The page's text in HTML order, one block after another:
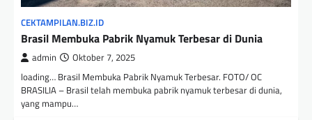
CEKTAMPILAN.BIZ.ID
Brasil Membuka Pabrik Nyamuk Terbesar di Dunia
admin Oktober 7, 2025
loading… Brasil Membuka Pabrik Nyamuk Terbesar. FOTO/ OC
BRASILIA – Brasil telah membuka pabrik nyamuk terbesar di dunia,
yang mampu…